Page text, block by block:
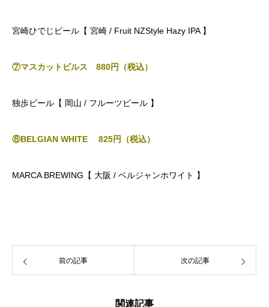
宮崎ひでじビール【 宮崎 / Fruit NZStyle Hazy IPA 】
⑦マスカットピルス 880円（税込）
独歩ビール【 岡山 / フルーツビール 】
⑧BELGIAN WHITE 825円（税込）
MARCA BREWING【 大阪 / ベルジャンホワイト 】
前の記事 次の記事
関連記事